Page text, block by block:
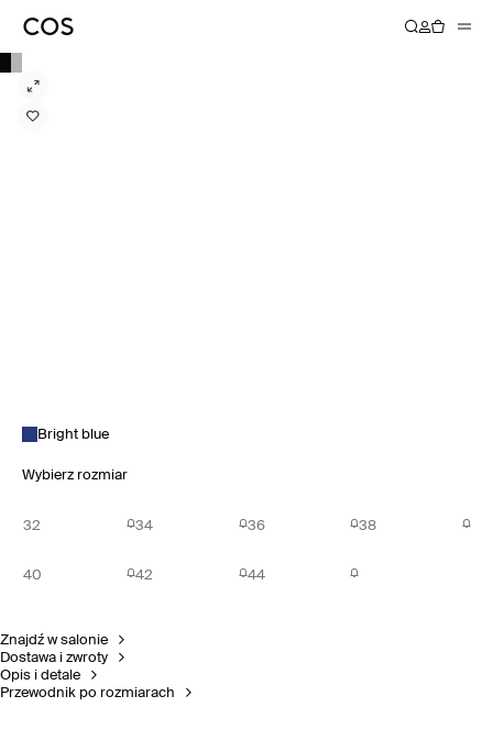
Bright blue
Wybierz rozmiar
32 34 36 38
40 42 44
Znajdź w salonie
Dostawa i zwroty
Opis i detale
Przewodnik po rozmiarach